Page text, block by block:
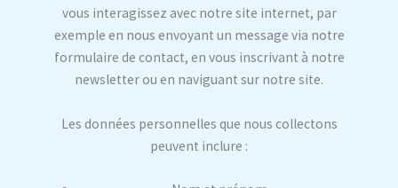
vous interagissez avec notre site internet, par
exemple en nous envoyant un message via notre
formulaire de contact, en vous inscrivant à notre
newsletter ou en naviguant sur notre site.
Les données personnelles que nous collectons
peuvent inclure :